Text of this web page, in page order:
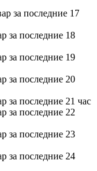
за последние 17
за последние 18
за последние 19
за последние 20
за последние 21 час
за последние 22
за последние 23
за последние 24